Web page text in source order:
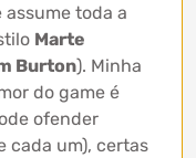
assume toda a
Marte
Burton). Minha
do game é
ofender
cada um), certas